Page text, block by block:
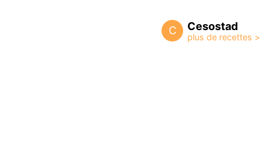
C Cesostad